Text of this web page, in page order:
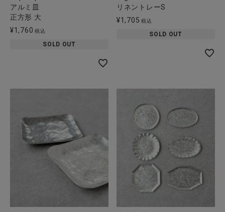
アルミ皿
正方形 大
¥1,760 税込
SOLD OUT
リネントレーS
¥1,705 税込
SOLD OUT